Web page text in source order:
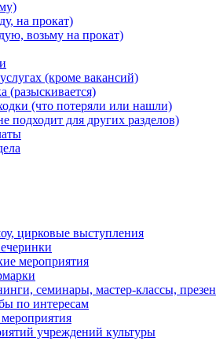
на прокат)
возьму на прокат)
(кроме вакансий)
(разыскивается)
(что потеряли или нашли)
подходит для других разделов)
цирковые выступления
мероприятия
семинары, мастер-классы,
по интересам
учреждений культуры